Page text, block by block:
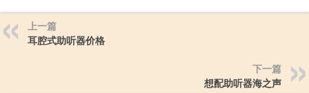
上一篇
耳腔式助听器价格
下一篇
想配助听器海之声